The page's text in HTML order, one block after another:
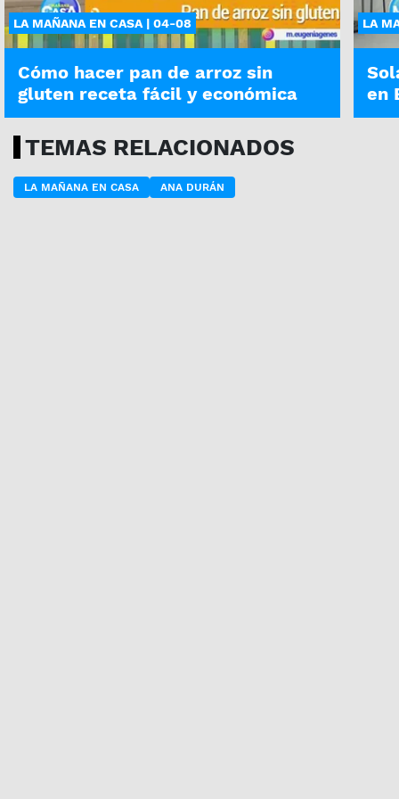
LA MAÑANA EN CASA | 04-08
Cómo hacer pan de arroz sin
gluten receta fácil y económica
LA
en
TEMAS RELACIONADOS
LA MAÑANA EN CASA ANA DURÁN